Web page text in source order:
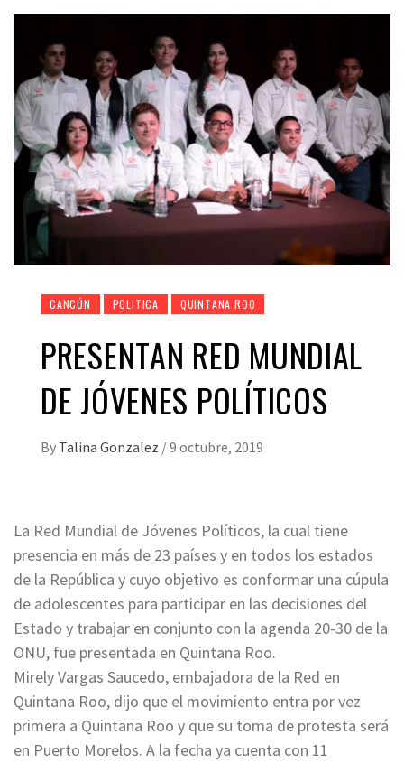
CANCÚN POLITICA QUINTANA ROO
PRESENTAN RED MUNDIAL
DE JÓVENES POLÍTICOS
By Talina Gonzalez /9 octubre, 2019
La Red Mundial de Jóvenes Políticos, la cual tiene
presencia en más de 23 países y en todos los estados
de la República y cuyo objetivo es conformar una cúpula
de adolescentes para participar en las decisiones del
Estado y trabajar en conjunto con la agenda 20-30 de la
ONU, fue presentada en Quintana Roo.
Mirely Vargas Saucedo, embajadora de la Red en
Quintana Roo, dijo que el movimiento entra por vez
primera a Quintana Roo y que su toma de protesta será
en Puerto Morelos. A la fecha ya cuenta con 11